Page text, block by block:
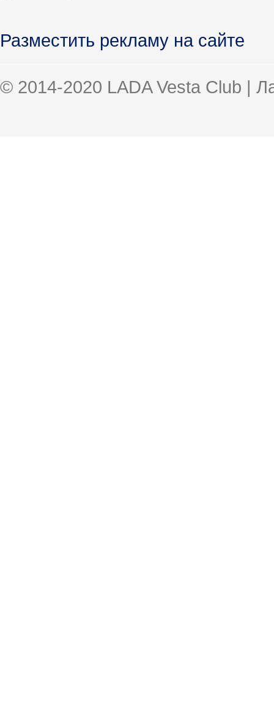
Разместить рекламу на сайте
© 2014-2020 LADA Vesta Club |